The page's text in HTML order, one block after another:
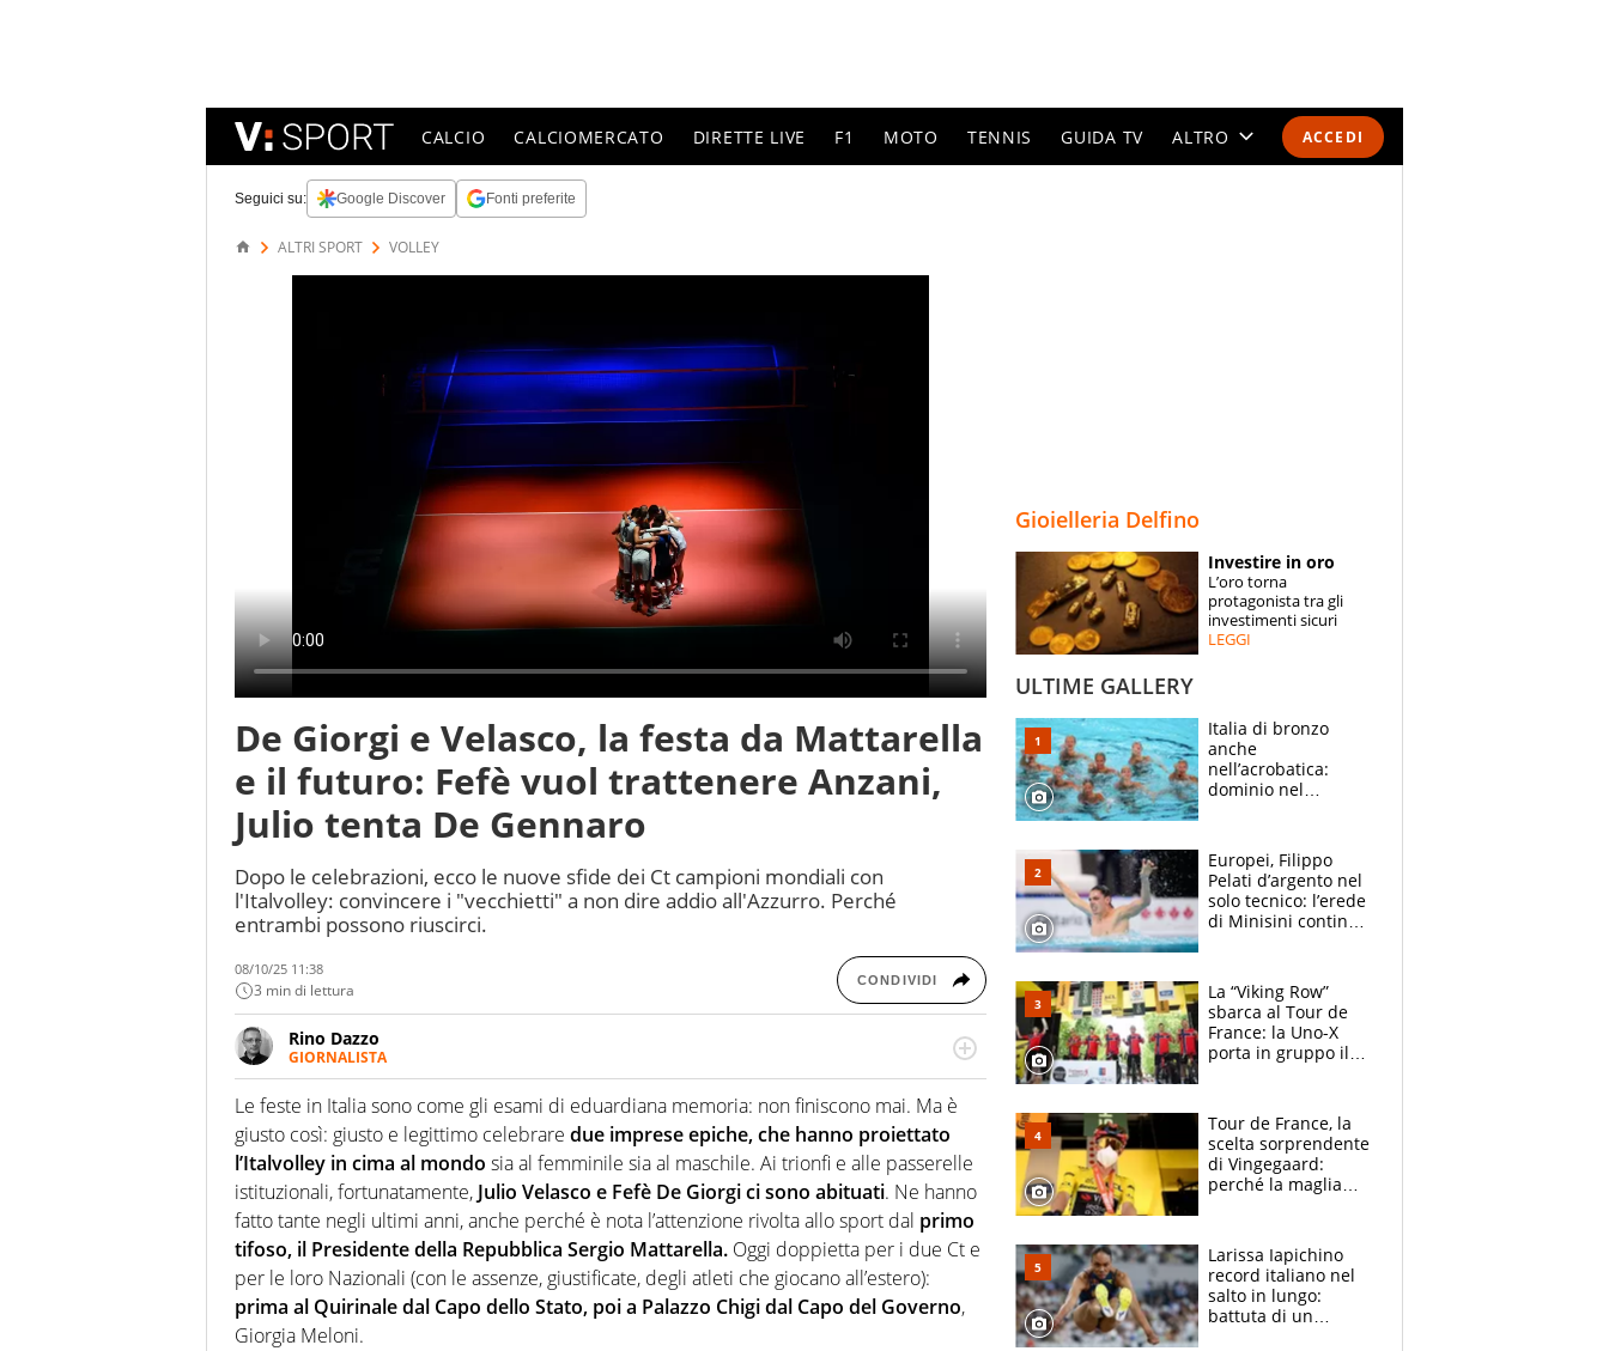
ACCEDI
CALCIO CALCIOMERCATO DIRETTE LIVE F1 MOTO TENNIS GUIDA TV ALTRO
SPECIALI
ESPERTI
Seguici su: Google Discover Fonti preferite
ALTRI SPORT VOLLEY
De Giorgi e Velasco, la festa da Mattarella
e il futuro: Fefè vuol trattenere Anzani,
Julio tenta De Gennaro
Dopo le celebrazioni, ecco le nuove sfide dei Ct campioni mondiali con
l'Italvolley: convincere i "vecchietti" a non dire addio all'Azzurro. Perché
entrambi possono riuscirci.
08/10/25 11:38
3 min di lettura CONDIVIDI
Rino Dazzo
GIORNALISTA
Se mai ci fosse modo di traslare il glossario del calcio in una nicchia di esperti, lui ne
farebbe parte. Non si perde una svista arbitrale né gli umori social del mondo delle
curve
Le feste in Italia sono come gli esami di eduardiana memoria: non finiscono mai. Ma è
giusto così: giusto e legittimo celebrare due imprese epiche, che hanno proiettato
l’Italvolley in cima al mondo sia al femminile sia al maschile. Ai trionfi e alle passerelle
istituzionali, fortunatamente, Julio Velasco e Fefè De Giorgi ci sono abituati. Ne hanno
fatto tante negli ultimi anni, anche perché è nota l’attenzione rivolta allo sport dal primo
tifoso, il Presidente della Repubblica Sergio Mattarella. Oggi doppietta per i due Ct e
per le loro Nazionali (con le assenze, giustificate, degli atleti che giocano all’estero):
prima al Quirinale dal Capo dello Stato, poi a Palazzo Chigi dal Capo del Governo,
Giorgia Meloni.
Gioielleria Delfino
Investire in oro
L’oro torna
protagonista tra gli
investimenti sicuri
LEGGI
ULTIME GALLERY
Italia di bronzo
anche
nell’acrobatica:
dominio nel
e compagni
continuare
Europei, Filippo
Pelati d’argento nel
solo tecnico: l’erede
di Minisini continua
mirino
La “Viking Row”
sbarca al Tour de
France: la Uno-X
porta in gruppo il
compagni
Tour de France, la
scelta sorprendente
di Vingegaard:
perché la maglia
rischio da evitare
Larissa Iapichino
record italiano nel
salto in lungo:
battuta di un